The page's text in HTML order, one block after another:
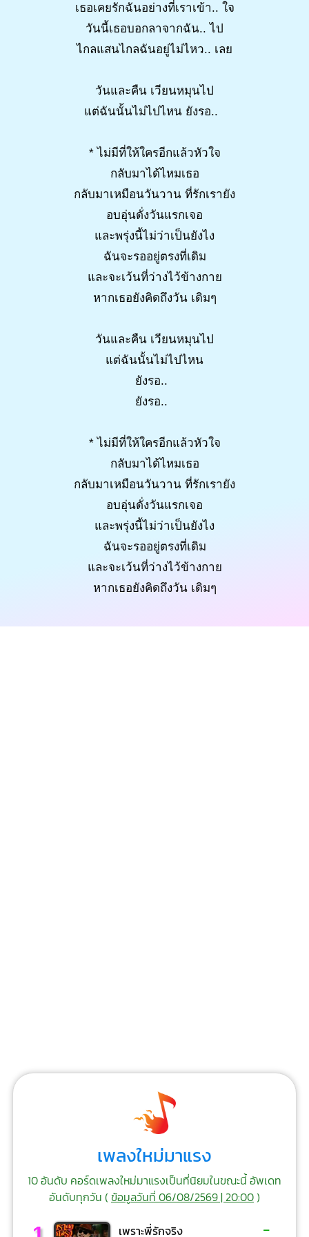
เธอเคยรักฉันอย่างที่เราเข้า.. ใจ
วันนี้เธอบอกลาจากฉัน.. ไป
ไกลแสนไกลฉันอยู่ไม่ไหว.. เลย
วันและคืน เวียนหมุนไป
แต่ฉันนั้นไม่ไปไหน ยังรอ..
* ไม่มีที่ให้ใครอีกแล้วหัวใจ
กลับมาได้ไหมเธอ
กลับมาเหมือนวันวาน ที่รักเรายัง
อบอุ่นดั่งวันแรกเจอ
และพรุ่งนี้ไม่ว่าเป็นยังไง
ฉันจะรออยู่ตรงที่เดิม
และจะเว้นที่ว่างไว้ข้างกาย
หากเธอยังคิดถึงวัน เดิมๆ
วันและคืน เวียนหมุนไป
แต่ฉันนั้นไม่ไปไหน
ยังรอ..
ยังรอ..
* ไม่มีที่ให้ใครอีกแล้วหัวใจ
กลับมาได้ไหมเธอ
กลับมาเหมือนวันวาน ที่รักเรายัง
อบอุ่นดั่งวันแรกเจอ
และพรุ่งนี้ไม่ว่าเป็นยังไง
ฉันจะรออยู่ตรงที่เดิม
และจะเว้นที่ว่างไว้ข้างกาย
หากเธอยังคิดถึงวัน เดิมๆ
เพลงใหม่มาแรง
10 อันดับ คอร์ดเพลงใหม่มาแรงเป็นที่นิยมในขณะนี้ อัพเดท
อันดับทุกวัน (ข้อมูลวันที่ 06/08/2569 | 20:00)
เพราะพี่รักจริง -